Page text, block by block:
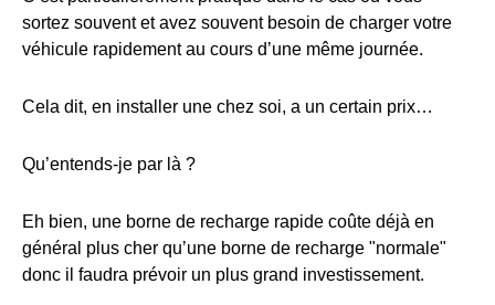
sortez souvent et avez souvent besoin de charger votre
véhicule rapidement au cours d’une même journée.
Cela dit, en installer une chez soi, a un certain prix…
Qu’entends-je par là ?
Eh bien, une borne de recharge rapide coûte déjà en
général plus cher qu’une borne de recharge "normale"
donc il faudra prévoir un plus grand investissement.